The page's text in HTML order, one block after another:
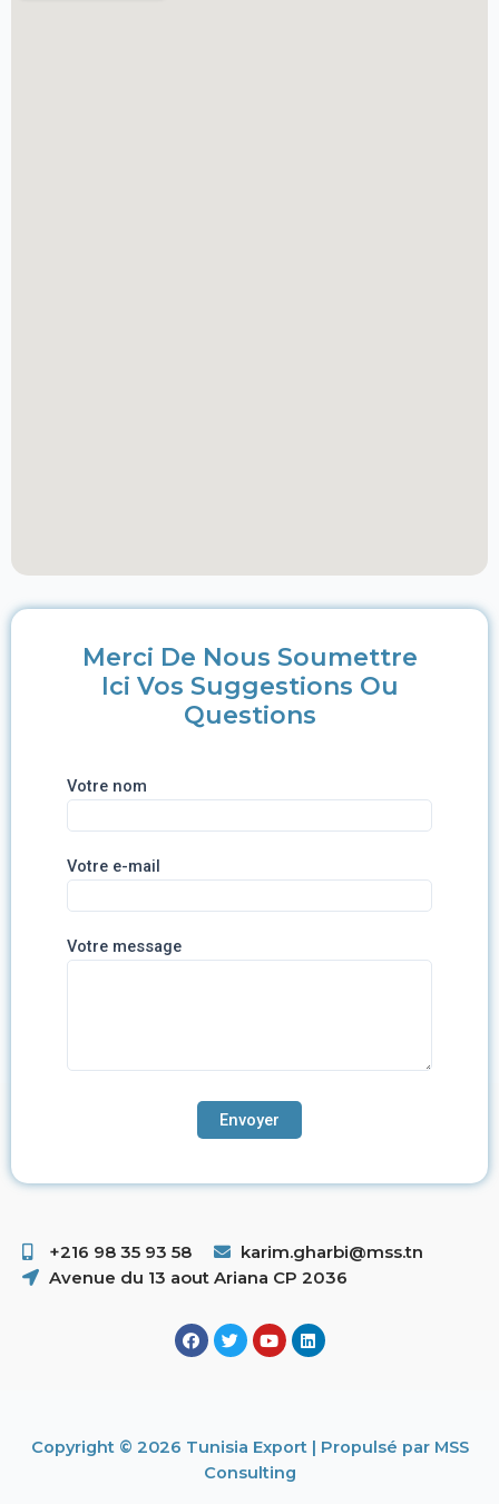
Merci De Nous Soumettre
Ici Vos Suggestions Ou
Questions
Votre nom
Votre e-mail
Votre message
+216 98 35 93 58 ​
karim.gharbi@mss.tn
Avenue du 13 aout Ariana CP 2036
Copyright © 2026 Tunisia Export | Propulsé par MSS
Consulting